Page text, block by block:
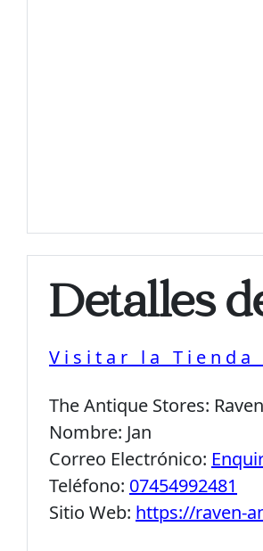
Detalles
Visitar la Tienda
The Antique Stores:
Nombre: Jan
Correo Electrónico:
Teléfono: 07454992481
Sitio Web: https://raven-